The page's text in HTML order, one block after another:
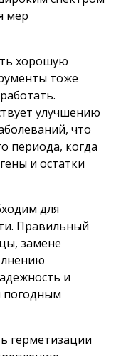
мер
хорошую
тоже
улучшению
что
периода, когда
и остатки
для
Правильный
замене
и
погодным
герметизации